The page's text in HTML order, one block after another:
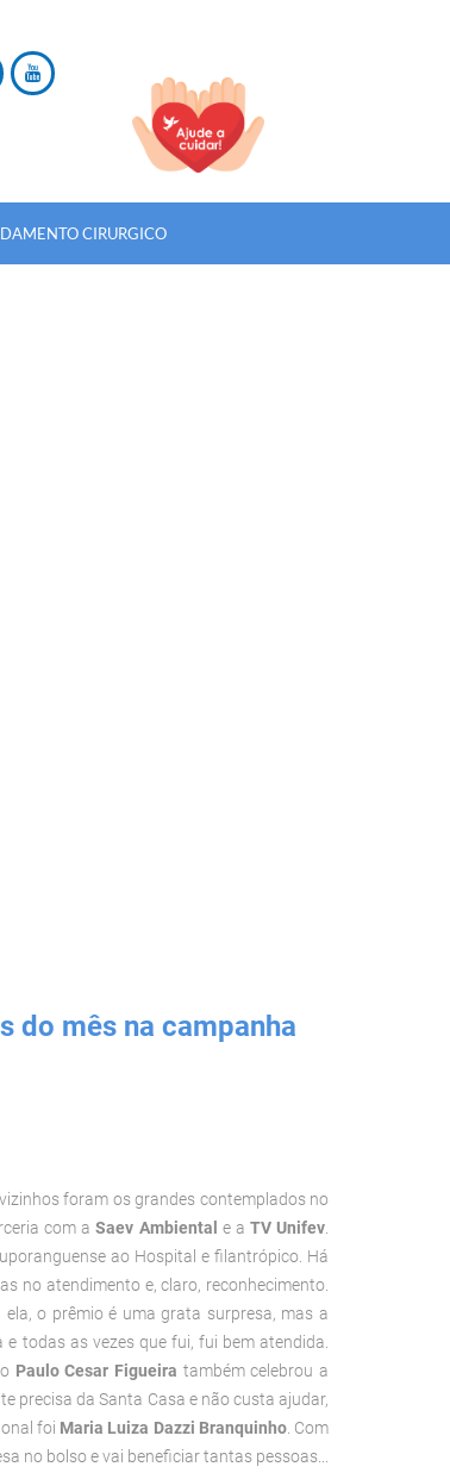
CIRURGICO
do mês na campanha
foram os grandes contemplados no
com aSaev Ambiental e a TV Unifev
ao Hospital e filantrópico. Há
no atendimento e, claro, reconhecimento.
o prêmio é uma grata surpresa, mas a
todas as vezes que fui, fui bem atendida.
Paulo Cesar Figueira também celebrou a
precisa da Santa Casa e não custa ajudar,
foi Maria Luiza Dazzi Branquinho. Com
no bolso e vai beneficiar tantas pessoas...